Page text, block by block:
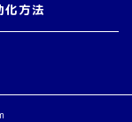
方法